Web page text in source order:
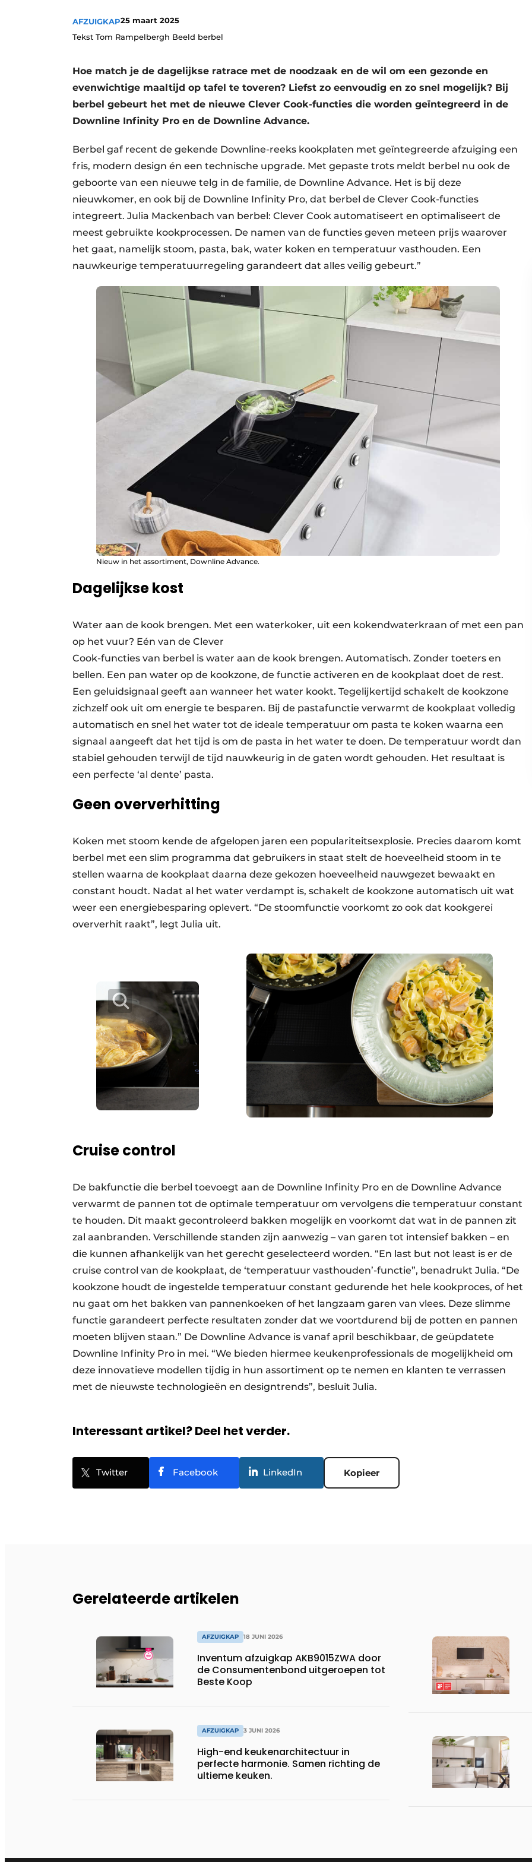
Vacatures
AFZUIGKAP25 maart 2025
Tekst Tom Rampelbergh Beeld berbel
Hoe match je de dagelijkse ratrace met de noodzaak en de wil om een gezonde en
evenwichtige maaltijd op tafel te toveren? Liefst zo eenvoudig en zo snel mogelijk? Bij
berbel gebeurt het met de nieuwe Clever Cook-functies die worden geïntegreerd in de
Downline Infinity Pro en de Downline Advance.
Berbel gaf recent de gekende Downline-reeks kookplaten met geïntegreerde afzuiging een
fris, modern design én een technische upgrade. Met gepaste trots meldt berbel nu ook de
geboorte van een nieuwe telg in de familie, de Downline Advance. Het is bij deze
nieuwkomer, en ook bij de Downline Infinity Pro, dat berbel de Clever Cook-functies
integreert. Julia Mackenbach van berbel: Clever Cook automatiseert en optimaliseert de
meest gebruikte kookprocessen. De namen van de functies geven meteen prijs waarover
het gaat, namelijk stoom, pasta, bak, water koken en temperatuur vasthouden. Een
nauwkeurige temperatuurregeling garandeert dat alles veilig gebeurt.”
Nieuw in het assortiment, Downline Advance.
Dagelijkse kost
Water aan de kook brengen. Met een waterkoker, uit een kokendwaterkraan of met een pan
op het vuur? Eén van de Clever
Cook-functies van berbel is water aan de kook brengen. Automatisch. Zonder toeters en
bellen. Een pan water op de kookzone, de functie activeren en de kookplaat doet de rest.
Een geluidsignaal geeft aan wanneer het water kookt. Tegelijkertijd schakelt de kookzone
zichzelf ook uit om energie te besparen. Bij de pastafunctie verwarmt de kookplaat volledig
automatisch en snel het water tot de ideale temperatuur om pasta te koken waarna een
signaal aangeeft dat het tijd is om de pasta in het water te doen. De temperatuur wordt dan
stabiel gehouden terwijl de tijd nauwkeurig in de gaten wordt gehouden. Het resultaat is
een perfecte ‘al dente’ pasta.
Geen oververhitting
Koken met stoom kende de afgelopen jaren een populariteitsexplosie. Precies daarom komt
berbel met een slim programma dat gebruikers in staat stelt de hoeveelheid stoom in te
stellen waarna de kookplaat daarna deze gekozen hoeveelheid nauwgezet bewaakt en
constant houdt. Nadat al het water verdampt is, schakelt de kookzone automatisch uit wat
weer een energiebesparing oplevert. “De stoomfunctie voorkomt zo ook dat kookgerei
oververhit raakt”, legt Julia uit.
Cruise control
De bakfunctie die berbel toevoegt aan de Downline Infinity Pro en de Downline Advance
verwarmt de pannen tot de optimale temperatuur om vervolgens die temperatuur constant
te houden. Dit maakt gecontroleerd bakken mogelijk en voorkomt dat wat in de pannen zit
zal aanbranden. Verschillende standen zijn aanwezig – van garen tot intensief bakken – en
die kunnen afhankelijk van het gerecht geselecteerd worden. “En last but not least is er de
cruise control van de kookplaat, de ‘temperatuur vasthouden’-functie”, benadrukt Julia. “De
kookzone houdt de ingestelde temperatuur constant gedurende het hele kookproces, of het
nu gaat om het bakken van pannenkoeken of het langzaam garen van vlees. Deze slimme
functie garandeert perfecte resultaten zonder dat we voortdurend bij de potten en pannen
moeten blijven staan.” De Downline Advance is vanaf april beschikbaar, de geüpdatete
Downline Infinity Pro in mei. “We bieden hiermee keukenprofessionals de mogelijk­heid om
deze innovatieve modellen tijdig in hun assortiment op te nemen en klanten te verrassen
met de nieuwste technologieën en designtrends”, besluit Julia.
Interessant artikel? Deel het verder.
Twitter Facebook LinkedIn Kopieer
Gerelateerde artikelen
AFZUIGKAP 18 JUNI 2026
Inventum afzuigkap AKB9015ZWA door
de Consumentenbond uitgeroepen tot
Beste Koop
AFZUIGKAP 3 JUNI 2026
High-end keukenarchitectuur in
perfecte harmonie. Samen richting de
ultieme keuken.